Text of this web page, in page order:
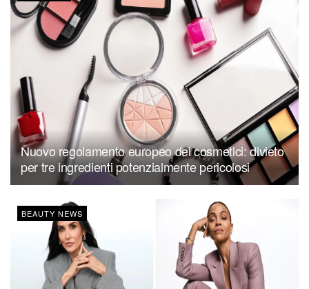
Nuovo regolamento europeo dei cosmetici: divieto
per tre ingredienti potenzialmente pericolosi
BEAUTY NEWS